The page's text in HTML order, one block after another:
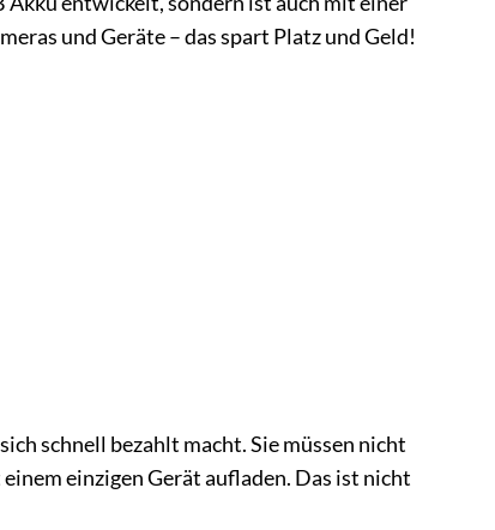
und Geräte – das spart Platz und Geld!
schnell bezahlt macht. Sie müssen nicht
einzigen Gerät aufladen. Das ist nicht